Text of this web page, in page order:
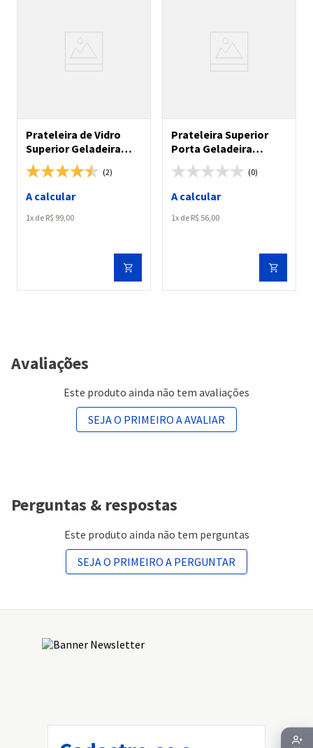
Prateleira de Vidro
Superior Geladeira
Panasonic NR-BB51/
NR-BB52/ NR-BB53/
NR-BB71
(2)
A calcular
1 R$ 99 00
Prateleira Superior
Porta Geladeira
Panasonic NR-BB53
(0)
A calcular
1 R$ 56 00
Avaliações
Este produto ainda não tem avaliações
SEJA O PRIMEIRO A AVALIAR
Perguntas & respostas
Este produto ainda não tem perguntas
SEJA O PRIMEIRO A PERGUNTAR